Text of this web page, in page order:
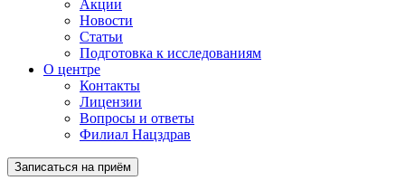
Акции
Новости
Статьи
Подготовка к исследованиям
О центре
Контакты
Лицензии
Вопросы и ответы
Филиал Нацздрав
Записаться на приём